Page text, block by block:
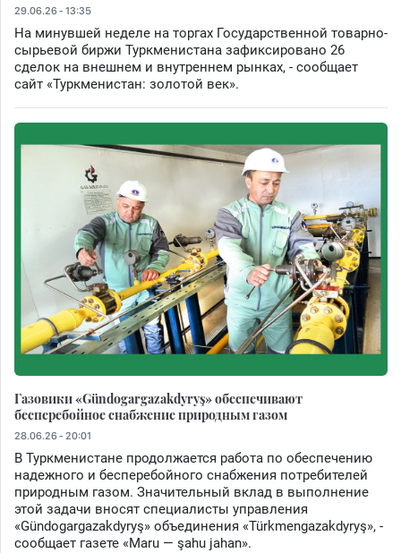
29.06.26 - 13:35
На минувшей неделе на торгах Государственной товарно-
сырьевой биржи Туркменистана зафиксировано 26
сделок на внешнем и внутреннем рынках, - сообщает
сайт «Туркменистан: золотой век».
Газовики «Gündogargazakdyryş» обеспечивают
бесперебойное снабжение природным газом
28.06.26 - 20:01
В Туркменистане продолжается работа по обеспечению
надежного и бесперебойного снабжения потребителей
природным газом. Значительный вклад в выполнение
этой задачи вносят специалисты управления
«Gündogargazakdyryş» объединения «Türkmengazakdyryş», -
сообщает газете «Maru — şahu jahan».